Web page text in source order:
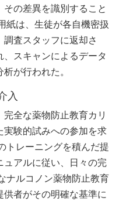
の差異を識別すること
紙は、生徒が各自機密扱
査スタッフに返却さ
スキャンによるデータ
が行われた。
入
全な薬物防止教育カリ
験的試みへの参加を求
トレーニングを積んだ提
アルに従い、日々の完
ナルコノン薬物防止教育
者がその明確な基準に